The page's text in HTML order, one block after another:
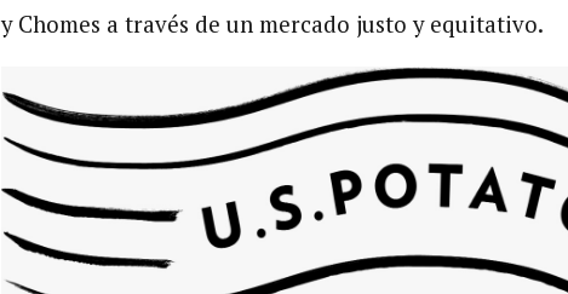
y Chomes a través de un mercado justo y equitativo.